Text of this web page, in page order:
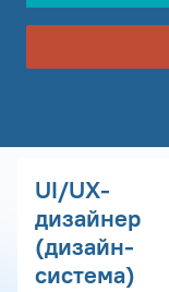
UI/UX-
дизайнер
(дизайн-
система)